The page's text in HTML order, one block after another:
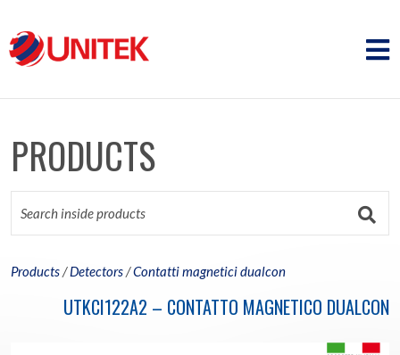
PRODUCTS
Products/Detectors/Contatti magnetici dualcon
UTKCI122A2 – CONTATTO MAGNETICO DUALCON